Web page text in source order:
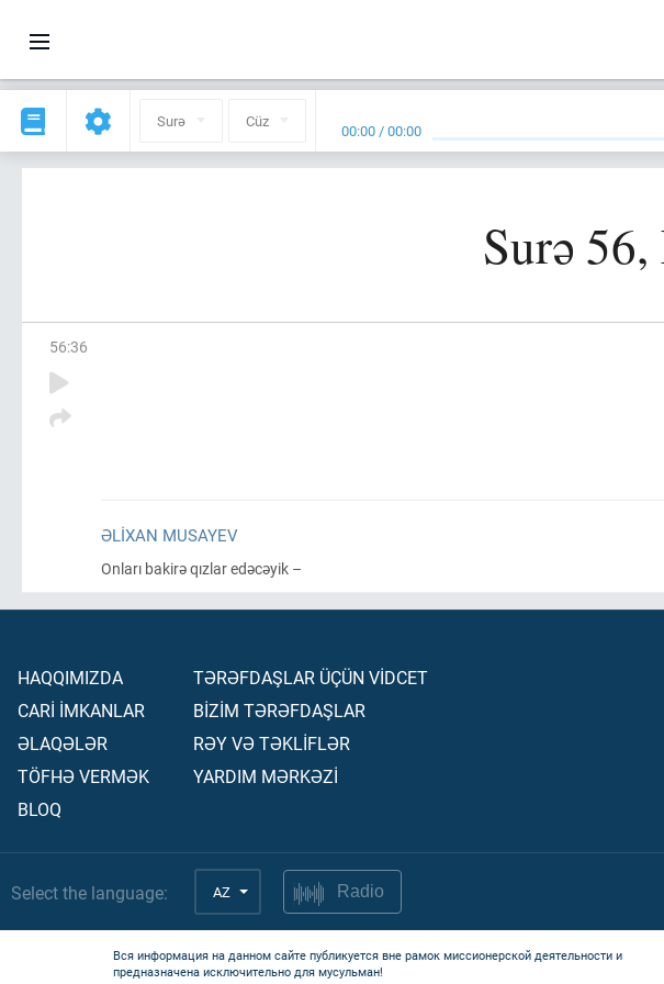
Surə Cüz 00:00 /00:00
Surə
56:36
ƏLIXAN MUSAYEV
Onları bakirə qızlar edəcəyik –
HAQQIMIZDA
CARİ İMKANLAR
ƏLAQƏLƏR
TÖFHƏ VERMƏK
BLOQ
TƏRƏFDAŞLAR ÜÇÜN VİDCET
BİZİM TƏRƏFDAŞLAR
RƏY VƏ TƏKLİFLƏR
YARDIM MƏRKƏZİ
Select the language: AZ Radio
Вся информация на данном сайте публикуется вне рамок миссионерской деятельности и
предназначена исключительно для мусульман!